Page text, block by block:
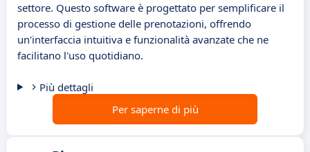
settore. Questo software è progettato per semplificare il
processo di gestione delle prenotazioni, offrendo
un'interfaccia intuitiva e funzionalità avanzate che ne
facilitano l'uso quotidiano.
Più dettagli
Per saperne di più